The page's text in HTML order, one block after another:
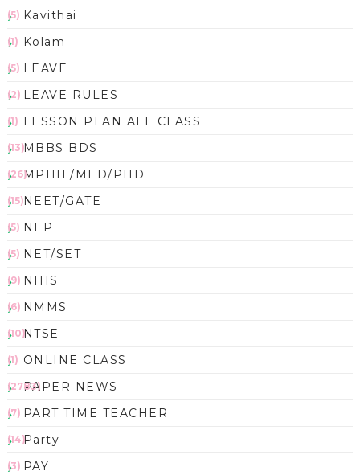
Kavithai
(5)
Kolam
(1)
LEAVE
(5)
LEAVE RULES
(2)
LESSON PLAN ALL CLASS
(1)
MBBS BDS
(13)
MPHIL/MED/PHD
(26)
NEET/GATE
(15)
NEP
(5)
NET/SET
(5)
NHIS
(9)
NMMS
(6)
NTSE
(10)
ONLINE CLASS
(1)
PAPER NEWS
(2783)
PART TIME TEACHER
(7)
Party
(14)
PAY
(3)